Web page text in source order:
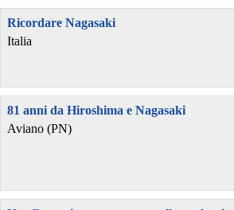
Ricordare Nagasaki
Italia
81 anni da Hiroshima e Nagasaki
Aviano (PN)